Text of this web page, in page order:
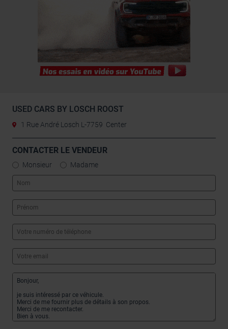
utilisation de leurs services.
USED CARS BY LOSCH ROOST
1 Rue André Losch L-7759 Center
CONTACTER LE VENDEUR
Monsieur Madame